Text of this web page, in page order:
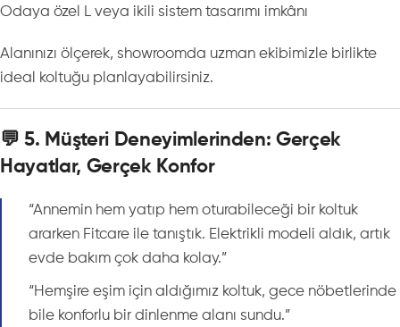
Odaya özel L veya ikili sistem tasarımı imkânı
Alanınızı ölçerek, showroomda uzman ekibimizle birlikte
ideal koltuğu planlayabilirsiniz.
💬 5. Müşteri Deneyimlerinden: Gerçek
Hayatlar, Gerçek Konfor
“Annemin hem yatıp hem oturabileceği bir koltuk
ararken Fitcare ile tanıştık. Elektrikli modeli aldık, artık
evde bakım çok daha kolay.”
“Hemşire eşim için aldığımız koltuk, gece nöbetlerinde
bile konforlu bir dinlenme alanı sundu.”